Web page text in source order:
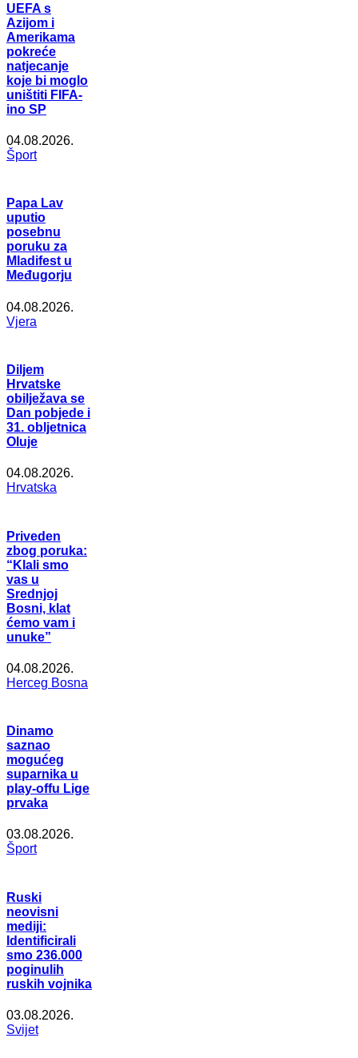
UEFA s
Azijom i
Amerikama
pokreće
natjecanje
koje bi moglo
uništiti FIFA-
ino SP
04.08.2026.
Šport
Papa Lav
uputio
posebnu
poruku za
Mladifest u
Međugorju
04.08.2026.
Vjera
Diljem
Hrvatske
obilježava se
Dan pobjede i
31. obljetnica
Oluje
04.08.2026.
Hrvatska
Priveden
zbog poruka:
“Klali smo
vas u
Srednjoj
Bosni, klat
ćemo vam i
unuke”
04.08.2026.
Herceg Bosna
Dinamo
saznao
mogućeg
suparnika u
play-offu Lige
prvaka
03.08.2026.
Šport
Ruski
neovisni
mediji:
Identificirali
smo 236.000
poginulih
ruskih vojnika
03.08.2026.
Svijet